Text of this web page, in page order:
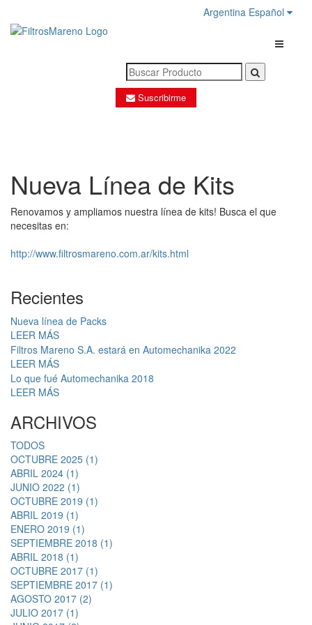
Argentina Español
Toggle
Suscribirme
Nueva Línea de Kits
Renovamos y ampliamos nuestra línea de kits! Busca el que
necesitas en:
http://www.filtrosmareno.com.ar/kits.html
Recientes
Nueva línea de Packs
LEER MÁS
Filtros Mareno S.A. estará en Automechanika 2022
LEER MÁS
Lo que fué Automechanika 2018
LEER MÁS
ARCHIVOS
TODOS
OCTUBRE 2025 (1)
ABRIL 2024 (1)
JUNIO 2022 (1)
OCTUBRE 2019 (1)
ABRIL 2019 (1)
ENERO 2019 (1)
SEPTIEMBRE 2018 (1)
ABRIL 2018 (1)
OCTUBRE 2017 (1)
SEPTIEMBRE 2017 (1)
AGOSTO 2017 (2)
JULIO 2017 (1)